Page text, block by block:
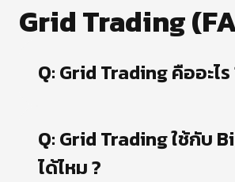
Grid Trading
Q: Grid Trading คืออะไร
Q: Grid Trading ใช้กับ
ได้ไหม ?